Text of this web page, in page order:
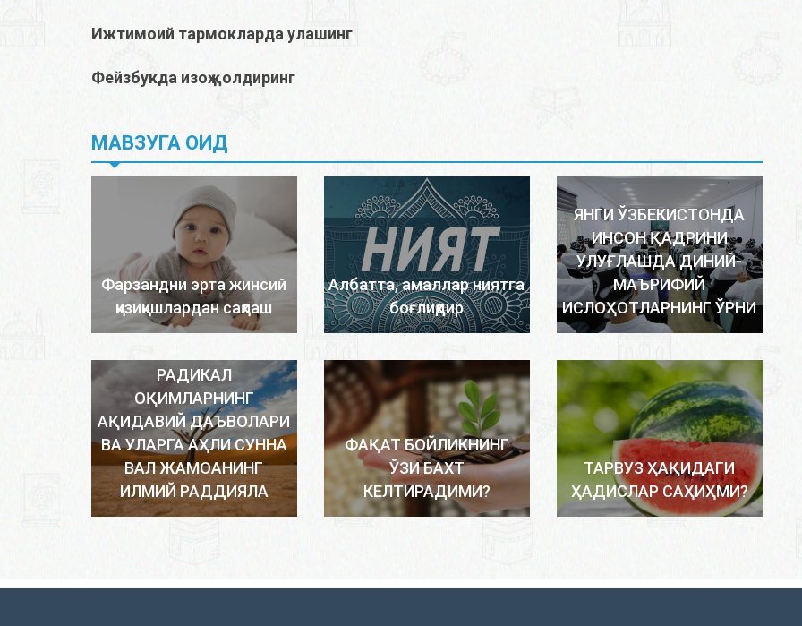
Ижтимоий тармокларда улашинг
Фейзбукда изоҳ қолдиринг
МАВЗУГА ОИД
Фарзандни эрта жинсий
қизиқишлардан сақлаш
Албатта, амаллар ниятга
боғлиқдир
ЯНГИ ЎЗБЕКИСТОНДА
ИНСОН ҚАДРИНИ
УЛУҒЛАШДА ДИНИЙ-
МАЪРИФИЙ
ИСЛОҲОТЛАРНИНГ ЎРНИ
РАДИКАЛ
ОҚИМЛАРНИНГ
АҚИДАВИЙ ДАЪВОЛАРИ
ВА УЛАРГА АҲЛИ СУННА
ВАЛ ЖАМОАНИНГ
ИЛМИЙ РАДДИЯЛА
ФАҚАТ БОЙЛИКНИНГ
ЎЗИ БАХТ
КЕЛТИРАДИМИ?
ТАРВУЗ ҲАҚИДАГИ
ҲАДИСЛАР САҲИҲМИ?